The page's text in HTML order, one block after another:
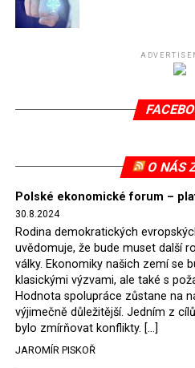
Připomeňme, že ukončení
(SDEU) v souvislosti se
verdiktem španělské
tomuto rozhodnutí
2022, než byl tento případ z
Polska s Českou republikou o
důl Turów vymazán z
Polsko nechalo z přiznaných
asi 70 milionů eur na
zaplatilo jako odškodnění
tak elektrárna nadále
tehdejší opozice a dnes
místopředseda Občanské
O NÁS
Polské ekonomické forum –
30.8.2024
Rodina demokratických
uvědomuje, že bude muset další
války. Ekonomiky našich zemí se
klasickými výzvami, ale také s
Hodnota spolupráce zůstane na
výjimečně důležitější. Jedním z
bylo zmírňovat konflikty. […]
JAROMÍR PISKOŘ